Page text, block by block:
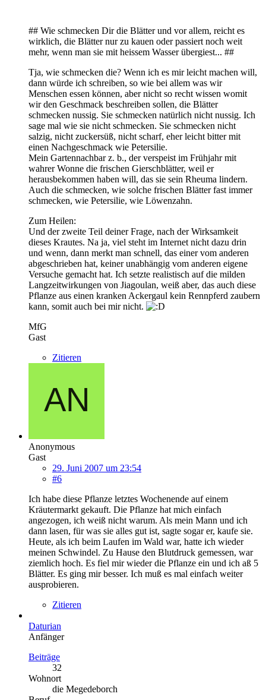
## Wie schmecken Dir die Blätter und vor allem, reicht es
wirklich, die Blätter nur zu kauen oder passiert noch weit
mehr, wenn man sie mit heissem Wasser übergiest... ##
Tja, wie schmecken die? Wenn ich es mir leicht machen will,
dann würde ich schreiben, so wie bei allem was wir
Menschen essen können, aber nicht so recht wissen womit
wir den Geschmack beschreiben sollen, die Blätter
schmecken nussig. Sie schmecken natürlich nicht nussig. Ich
sage mal wie sie nicht schmecken. Sie schmecken nicht
salzig, nicht zuckersüß, nicht scharf, eher leicht bitter mit
einen Nachgeschmack wie Petersilie.
Mein Gartennachbar z. b., der verspeist im Frühjahr mit
wahrer Wonne die frischen Gierschblätter, weil er
herausbekommen haben will, das sie sein Rheuma lindern.
Auch die schmecken, wie solche frischen Blätter fast immer
schmecken, wie Petersilie, wie Löwenzahn.
Zum Heilen:
Und der zweite Teil deiner Frage, nach der Wirksamkeit
dieses Krautes. Na ja, viel steht im Internet nicht dazu drin
und wenn, dann merkt man schnell, das einer vom anderen
abgeschrieben hat, keiner unabhängig vom anderen eigene
Versuche gemacht hat. Ich setzte realistisch auf die milden
Langzeitwirkungen von Jiagoulan, weiß aber, das auch diese
Pflanze aus einen kranken Ackergaul kein Rennpferd zaubern
kann, somit auch bei mir nicht.
MfG
Gast
Zitieren
Anonymous
Gast
29. Juni 2007 um 23:54
#6
Ich habe diese Pflanze letztes Wochenende auf einem
Kräutermarkt gekauft. Die Pflanze hat mich einfach
angezogen, ich weiß nicht warum. Als mein Mann und ich
dann lasen, für was sie alles gut ist, sagte sogar er, kaufe sie.
Heute, als ich beim Laufen im Wald war, hatte ich wieder
meinen Schwindel. Zu Hause den Blutdruck gemessen, war
ziemlich hoch. Es fiel mir wieder die Pflanze ein und ich aß 5
Blätter. Es ging mir besser. Ich muß es mal einfach weiter
ausprobieren.
Zitieren
Daturian
Anfänger
Beiträge
32
Wohnort
die Megedeborch